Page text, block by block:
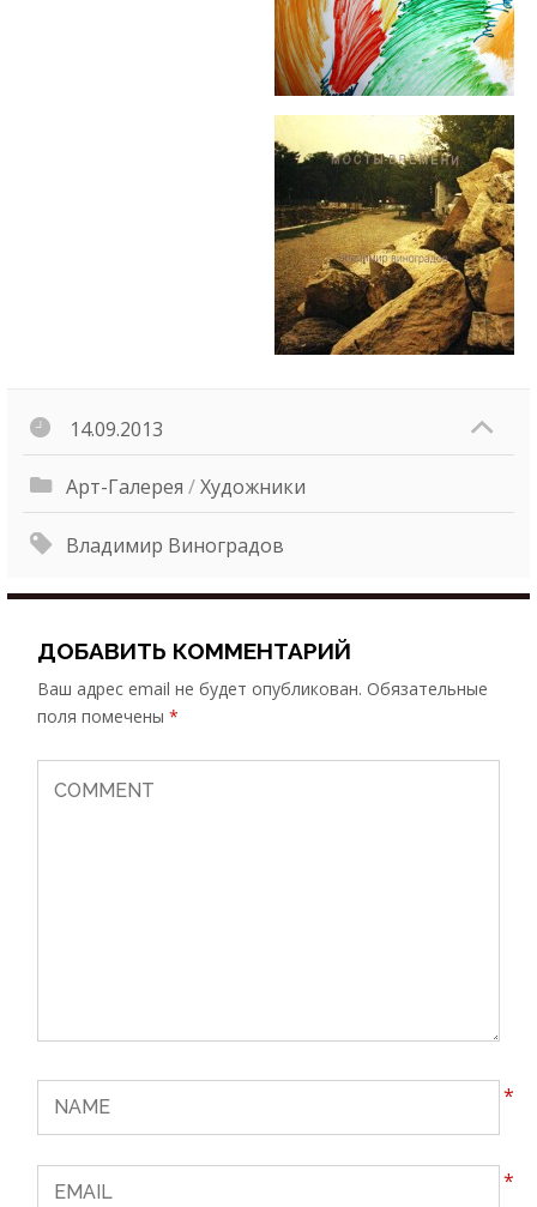
14.09.2013
Арт-Галерея /Художники
Владимир Виноградов
ДОБАВИТЬ КОММЕНТАРИЙ
Ваш адрес email не будет опубликован. Обязательные
поля помечены*
*
*